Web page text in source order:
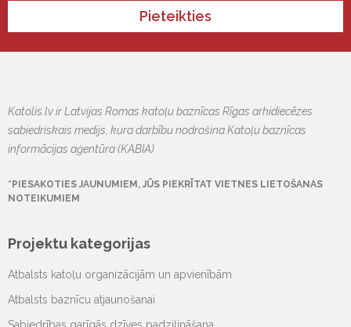
Pieteikties
Katolis.lv ir Latvijas Romas katoļu baznīcas Rīgas arhidiecēzes
sabiedriskais medijs, kura darbību nodrošina Katoļu baznīcas
informācijas aģentūra (KABIA)
*PIESAKOTIES JAUNUMIEM, JŪS PIEKRĪTAT VIETNES LIETOŠANAS
NOTEIKUMIEM
Projektu kategorijas
Atbalsts katoļu organizācijām un apvienībām
Atbalsts baznīcu atjaunošanai